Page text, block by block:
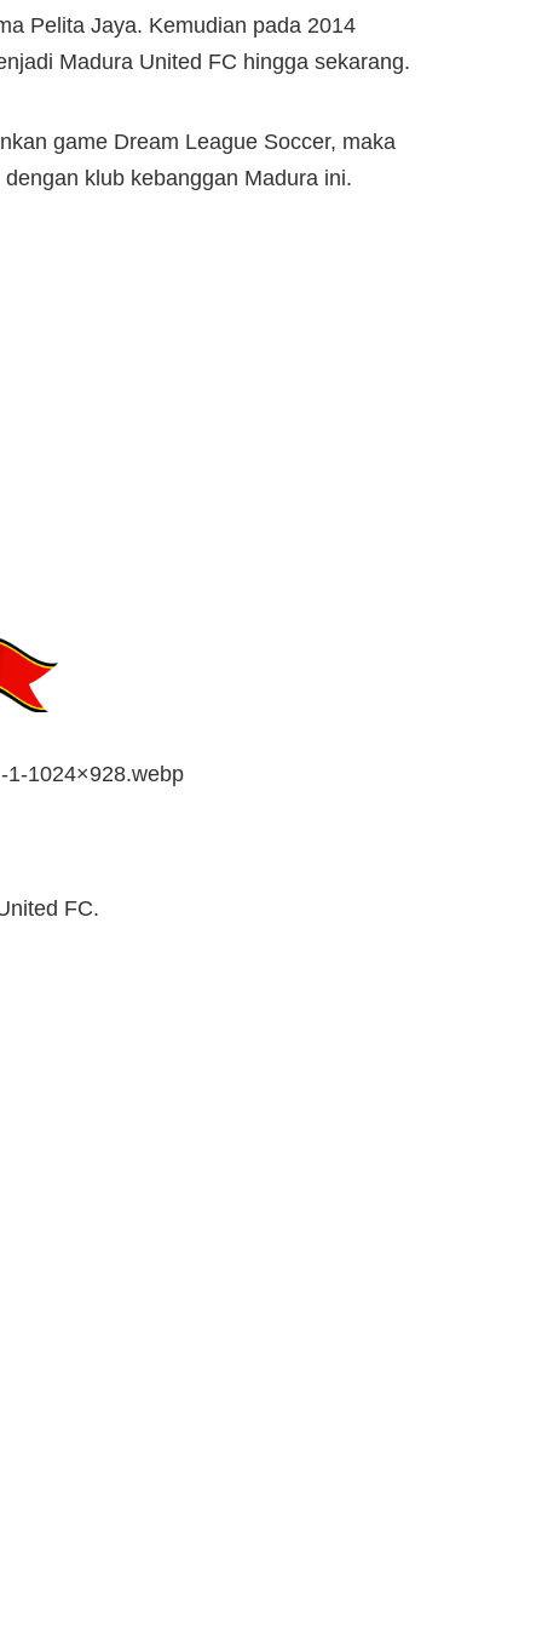
Pelita Jaya. Kemudian pada 2014
Madura United FC hingga sekarang.
game Dream League Soccer, maka
klub kebanggan Madura ini.
1-1024×928.webp
FC.